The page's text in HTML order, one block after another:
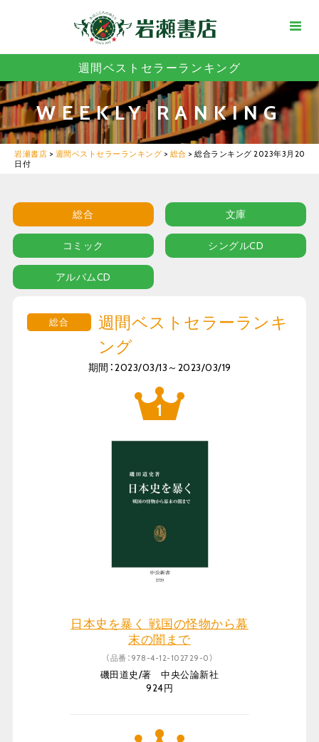
週間ベストセラーランキング
WEEKLY RANKING
岩瀬書店 > 週間ベストセラーランキング > 総合 > 総合ランキング 2023年3月20
日付
総合 文庫
コミック シングルCD
アルバムCD
総合
週間ベストセラーランキ
ング
期間：2023/03/13～2023/03/19
日本史を暴く 戦国の怪物から幕
末の闇まで
（品番：978-4-12-102729-0）
磯田道史/著 中央公論新社
924円